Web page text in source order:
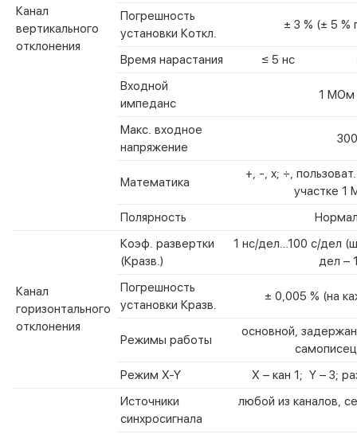
Канал
вертикального
отклонения
Погрешность
установки Коткл.
± 3 % (± 5
Время нарастания ≤ 5 нс
Входной
импеданс
1 МОм
Макс. входное
напряжение
Математика
+, -, х; ÷,
участке 1
Полярность
Канал
горизонтального
отклонения
Коэф. развертки
(Кразв.)
1 нс/дел…100 с/дел
дел –
Погрешность
установки Кразв.
± 0,005 % (на
Режимы работы
основной,
Режим X-Y
Х – кан 1; Y – 3;
Источники
синхросигнала
любой из каналов,